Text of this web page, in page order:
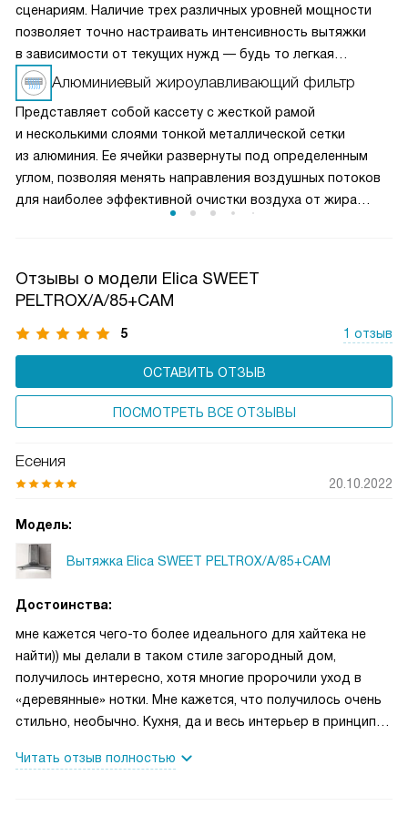
сценариям. Наличие трех различных уровней мощности
позволяет точно настраивать интенсивность вытяжки
в зависимости от текущих нужд — будь то легкая
вентиляция при медленном приготовлении или мощное
удаление пара и запахов при интенсивной жарке. Это
делает вытяжку универсальным решением для любых
кулинарных задач и сохраняет воздух на кухне свежим
и чистым.
Алюминиевый жироулавливающий фильтр
Представляет собой кассету с жесткой рамой
и несколькими слоями тонкой металлической сетки
из алюминия. Ее ячейки развернуты под определенным
углом, позволяя менять направления воздушных потоков
для наиболее эффективной очистки воздуха от жира
Отзывы о модели Elica SWEET
PELTROX/A/85+CAM
5 1 отзыв
ОСТАВИТЬ ОТЗЫВ
ПОСМОТРЕТЬ ВСЕ ОТЗЫВЫ
Есения
20.10.2022
Модель:
Вытяжка Elica SWEET PELTROX/A/85+CAM
Достоинства:
мне кажется чего-то более идеального для хайтека не
найти)) мы делали в таком стиле загородный дом,
получилось интересно, хотя многие пророчили уход в
«деревянные» нотки. Мне кажется, что получилось очень
стильно, необычно. Кухня, да и весь интерьер в принципе
таком интерьере мне было бы, наверное, тяжеловато.
Читать отзыв полностью